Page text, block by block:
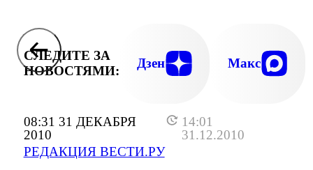
08:31 31 ДЕКАБРЯ
2010
14:01
31.12.2010
РЕДАКЦИЯ ВЕСТИ.РУ
СЛЕДИТЕ ЗА
НОВОСТЯМИ:
Дзен Макс